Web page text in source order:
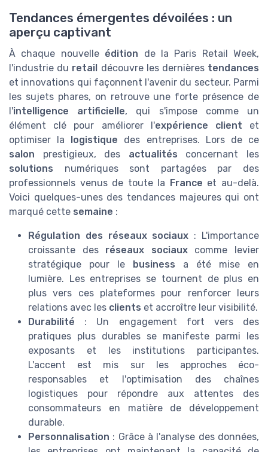
Tendances émergentes dévoilées : un
aperçu captivant
À chaque nouvelle édition de la Paris Retail Week,
l'industrie du retail découvre les dernières tendances
et innovations qui façonnent l'avenir du secteur. Parmi
les sujets phares, on retrouve une forte présence de
l'intelligence artificielle, qui s'impose comme un
élément clé pour améliorer l'expérience client et
optimiser la
logistique des entreprises. Lors de ce
salon prestigieux, des actualités concernant les
solutions numériques sont partagées par des
professionnels venus de toute la
France et au-delà.
Voici quelques-unes des tendances majeures qui ont
marqué cette semaine :
Régulation des réseaux sociaux : L'importance
croissante des réseaux sociauxcomme levier
stratégique pour le
business a été mise en
lumière. Les entreprises se tournent de plus en
plus vers ces plateformes pour renforcer leurs
relations avec les clients et accroître leur visibilité.
Durabilité : Un engagement fort vers des
pratiques plus durables se manifeste parmi les
exposants et les institutions participantes.
L'accent est mis sur les approches éco-
responsables et l'optimisation des chaînes
logistiques pour répondre aux attentes des
consommateurs en matière de développement
durable.
Personnalisation : Grâce à l'analyse des données,